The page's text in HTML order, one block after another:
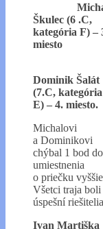
Škulec (6 .C,
kategória F) –
miesto
Dominik Šalát
(7.C, kategória
E) – 4. miesto.
Michalovi
a Dominikovi
chýbal 1 bod do
umiestnenia
o priečku
Všetci traja boli
úspešní
Ivan Martiška